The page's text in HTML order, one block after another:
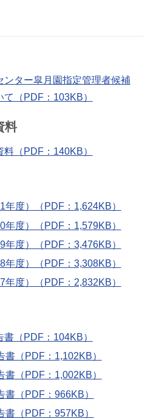
ンター皐月園指定管理者候補
（PDF：103KB）
料
（PDF：140KB）
度）（PDF：1,624KB）
度）（PDF：1,579KB）
度）（PDF：3,476KB）
度）（PDF：3,308KB）
度）（PDF：2,832KB）
（PDF：104KB）
（PDF：1,102KB）
（PDF：1,002KB）
（PDF：966KB）
（PDF：957KB）